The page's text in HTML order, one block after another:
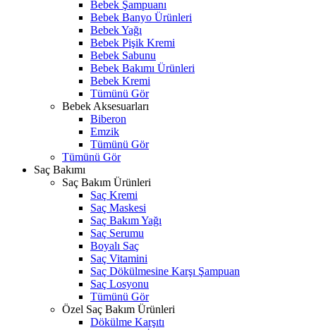
Bebek Şampuanı
Bebek Banyo Ürünleri
Bebek Yağı
Bebek Pişik Kremi
Bebek Sabunu
Bebek Bakımı Ürünleri
Bebek Kremi
Tümünü Gör
Bebek Aksesuarları
Biberon
Emzik
Tümünü Gör
Tümünü Gör
Saç Bakımı
Saç Bakım Ürünleri
Saç Kremi
Saç Maskesi
Saç Bakım Yağı
Saç Serumu
Boyalı Saç
Saç Vitamini
Saç Dökülmesine Karşı Şampuan
Saç Losyonu
Tümünü Gör
Özel Saç Bakım Ürünleri
Dökülme Karşıtı